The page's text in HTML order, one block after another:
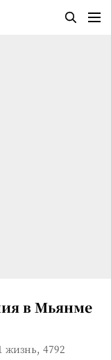
в Мьянме
жизнь, 4792